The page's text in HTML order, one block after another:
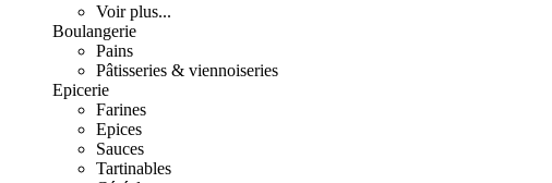
Voir plus...
Boulangerie
Pains
Pâtisseries & viennoiseries
Epicerie
Farines
Epices
Sauces
Tartinables